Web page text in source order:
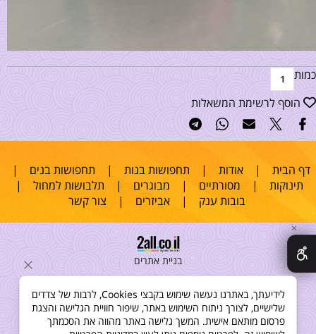
כמות
הוסף לרשימת המשאלות
דף הבית |אודות | תחפושות בנות | תחפושות בנים |
תינוקות | מסורתיים | מבוגרים | תלבושות למחול |
בובות ענק |אביזרים | צור קשר
בניית אתרים
✕
לידיעתך, באתרנו נעשה שימוש בקבצי Cookies, לרבות של צדדים
שלישיים, לצורך ניתוח השימוש באתר, שיפור חוויית הגלישה והצגת
פרסום מותאם אישית. המשך גלישה באתר מהווה את הסכמתך